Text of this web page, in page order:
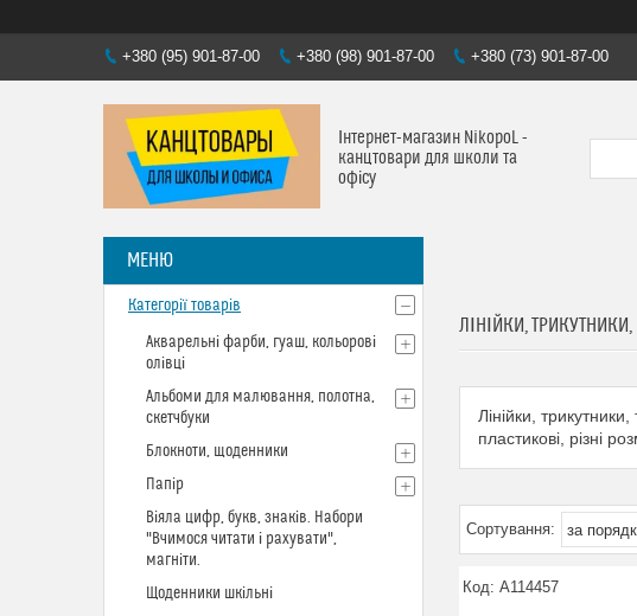
+380 (95) 901-87-00 +380 (98) 901-87-00 +380 (73) 901-87-00
Інтернет-магазин NikopoL -
канцтовари для школи та
офісу
ЛІНІЙКИ,
Лінійки,
пластикові, різні
А114457
Категорії товарів
Акварельні фарби, гуаш, кольорові
олівці
Альбоми для малювання, полотна,
скетчбуки
Блокноти, щоденники
Папір
Віяла цифр, букв, знаків. Набори
"Вчимося читати і рахувати",
магніти.
Щоденники шкільні